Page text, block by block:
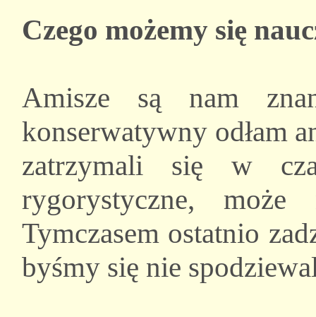
Czego możemy się
Amisze są nam
konserwatywny odłam
zatrzymali się w
rygorystyczne, może
Tymczasem ostatnio
byśmy się nie